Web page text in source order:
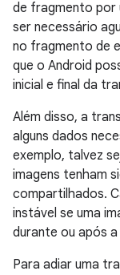
de fragmento por
ser necessário
no fragmento de
que o Android
inicial e final da
Além disso, a
alguns dados
exemplo, talvez
imagens tenham
compartilhados.
instável se uma
durante ou após
Para adiar uma